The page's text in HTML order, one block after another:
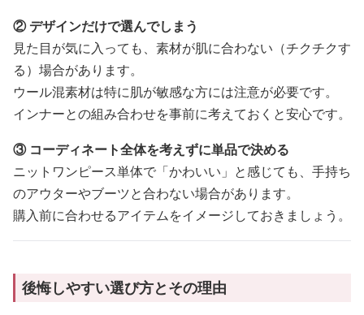
② デザインだけで選んでしまう
見た目が気に入っても、素材が肌に合わない（チクチクす
る）場合があります。
ウール混素材は特に肌が敏感な方には注意が必要です。
インナーとの組み合わせを事前に考えておくと安心です。
③ コーディネート全体を考えずに単品で決める
ニットワンピース単体で「かわいい」と感じても、手持ち
のアウターやブーツと合わない場合があります。
購入前に合わせるアイテムをイメージしておきましょう。
後悔しやすい選び方とその理由